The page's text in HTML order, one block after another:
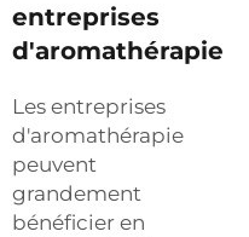
entreprises
d'aromathérapie
Les entreprises
d'aromathérapie
peuvent
grandement
bénéficier en